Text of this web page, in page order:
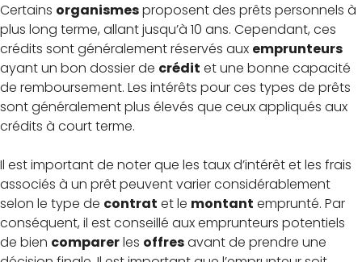
Certains organismesproposent des prêts personnels à
plus long terme, allant jusqu’à 10 ans. Cependant, ces
crédits sont généralement réservés aux emprunteurs
ayant un bon dossier de crédit et une bonne capacité
de remboursement. Les intérêts pour ces types de prêts
sont généralement plus élevés que ceux appliqués aux
crédits à court terme.
Il est important de noter que les taux d’intérêt et les frais
associés à un prêt peuvent varier considérablement
selon le type de contrat et le montant emprunté. Par
conséquent, il est conseillé aux emprunteurs potentiels
de bien comparerles offresavant de prendre une